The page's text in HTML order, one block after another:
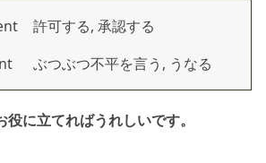
許可する, 承認する
ぶつぶつ不平を言う, うなる
に立てればうれしいです。